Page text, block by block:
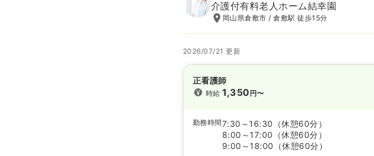
介護付有料老人ホーム結幸園
岡山県倉敷市 / 倉敷駅 徒歩15分
2026/07/21 更新
正看護師
時給1,350円〜
勤務時間7:30～16:30
（休憩60分）
8:00～17:00
（休憩60分）
9:00～18:00
（休憩60分）